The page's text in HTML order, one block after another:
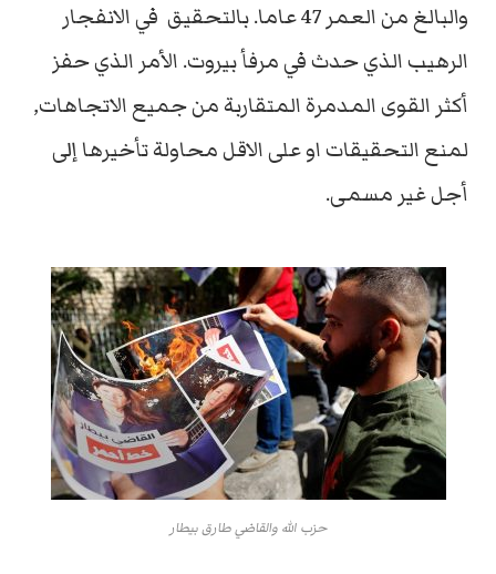
والبالغ من العمر 47 عاما. بالتحقيق في الانفجار
الرهيب الذي حدث في مرفأ بيروت. الأمر الذي حفز
أكثر القوى المدمرة المتقاربة من جميع الاتجاهات,
لمنع التحقيقات او على الاقل محاولة تأخيرها إلى
أجل غير مسمى.
حزب الله والقاضي طارق بيطار